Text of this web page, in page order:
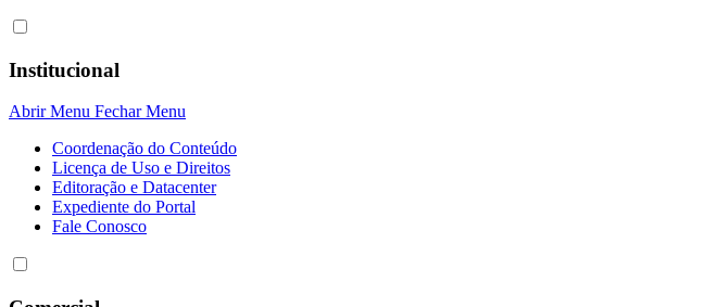
Institucional
Abrir Menu Fechar Menu
Coordenação do Conteúdo
Licença de Uso e Direitos
Editoração e Datacenter
Expediente do Portal
Fale Conosco